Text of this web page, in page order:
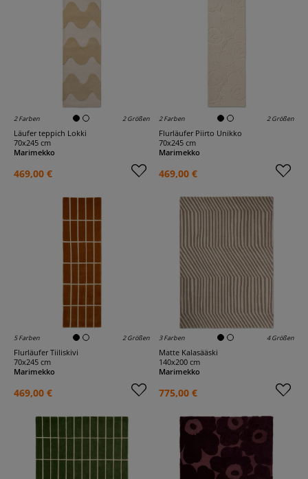
2 Farben 2 Größen
Läufer teppich Lokki
70x245 cm
Marimekko
469,00 €
2 Farben 2 Größen
Flurläufer Piirto Unikko
70x245 cm
Marimekko
469,00 €
5 Farben 2 Größen
Flurläufer Tiiliskivi
70x245 cm
Marimekko
469,00 €
3 Farben 4 Größen
Matte Kalasääski
140x200 cm
Marimekko
775,00 €